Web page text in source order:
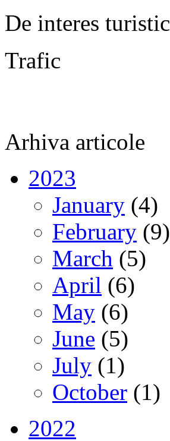
De interes turistic
Trafic
Arhiva articole
2023
January (4)
February (9)
March (5)
April (6)
May (6)
June (5)
July (1)
October (1)
2022